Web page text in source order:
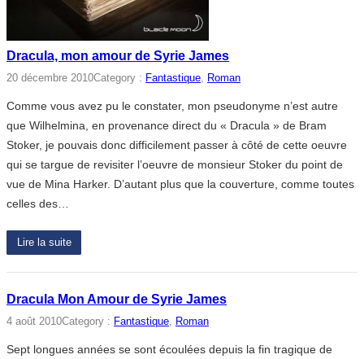
Dracula, mon amour de Syrie James
20 décembre 2010Category : Fantastique, Roman
Comme vous avez pu le constater, mon pseudonyme n’est autre
que Wilhelmina, en provenance direct du « Dracula » de Bram
Stoker, je pouvais donc difficilement passer à côté de cette oeuvre
qui se targue de revisiter l’oeuvre de monsieur Stoker du point de
vue de Mina Harker. D’autant plus que la couverture, comme toutes
celles des…
Lire la suite
Dracula Mon Amour de Syrie James
4 août 2010Category : Fantastique, Roman
Sept longues années se sont écoulées depuis la fin tragique de